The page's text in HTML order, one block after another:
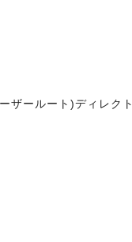
ザールート)ディレクト